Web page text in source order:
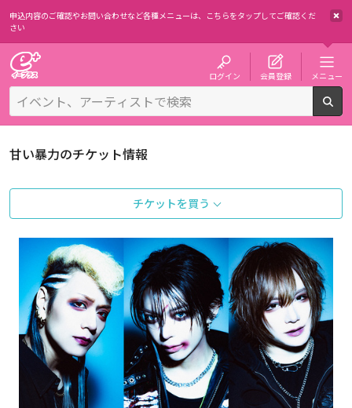
申込内容のご確認やお問い合わせなど各種メニューは、 こちらをタップしてご確認くだ
さい
ログイン 会員登録 メニュー
甘い暴力のチケット情報
チケットを買う